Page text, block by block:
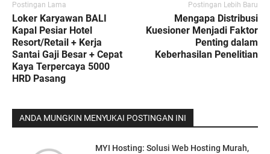
Postingan Lama
Loker Karyawan BALI
Kapal Pesiar Hotel
Resort/Retail + Kerja
Santai Gaji Besar + Cepat
Kaya Terpercaya 5000
HRD Pasang
Postingan Lebih Baru
Mengapa Distribusi
Kuesioner Menjadi Faktor
Penting dalam
Keberhasilan Penelitian
ANDA MUNGKIN MENYUKAI POSTINGAN INI
MYI Hosting: Solusi Web Hosting Murah,